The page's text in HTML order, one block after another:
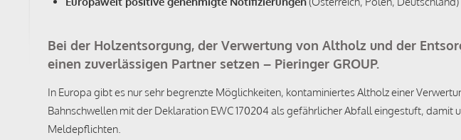
Bei der Holzentsorgung, der Verwertung von Altholz und der
einen zuverlässigen Partner setzen – Pieringer GROUP.
In Europa gibt es nur sehr begrenzte Möglichkeiten, kontaminiertes Altholz einer
Bahnschwellen mit der Deklaration EWC 170204 als gefährlicher Abfall eingestuft, damit
Meldepflichten.